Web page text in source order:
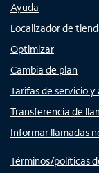
Ayuda
Localizador de
Optimizar
Cambia de plan
Tarifas de servicio y
Transferencia de
Informar llamadas
Términos/políticas